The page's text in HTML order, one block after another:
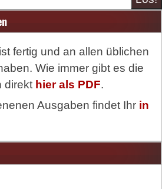
fertig und an allen üblichen
Wie immer gibt es die
direkt hier als PDF.
Ausgaben findet Ihr in